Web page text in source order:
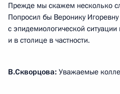
Прежде мы скажем несколько
Попросил бы Веронику
с эпидемиологической
и в столице в частности.
В.Скворцова: Уважаемые